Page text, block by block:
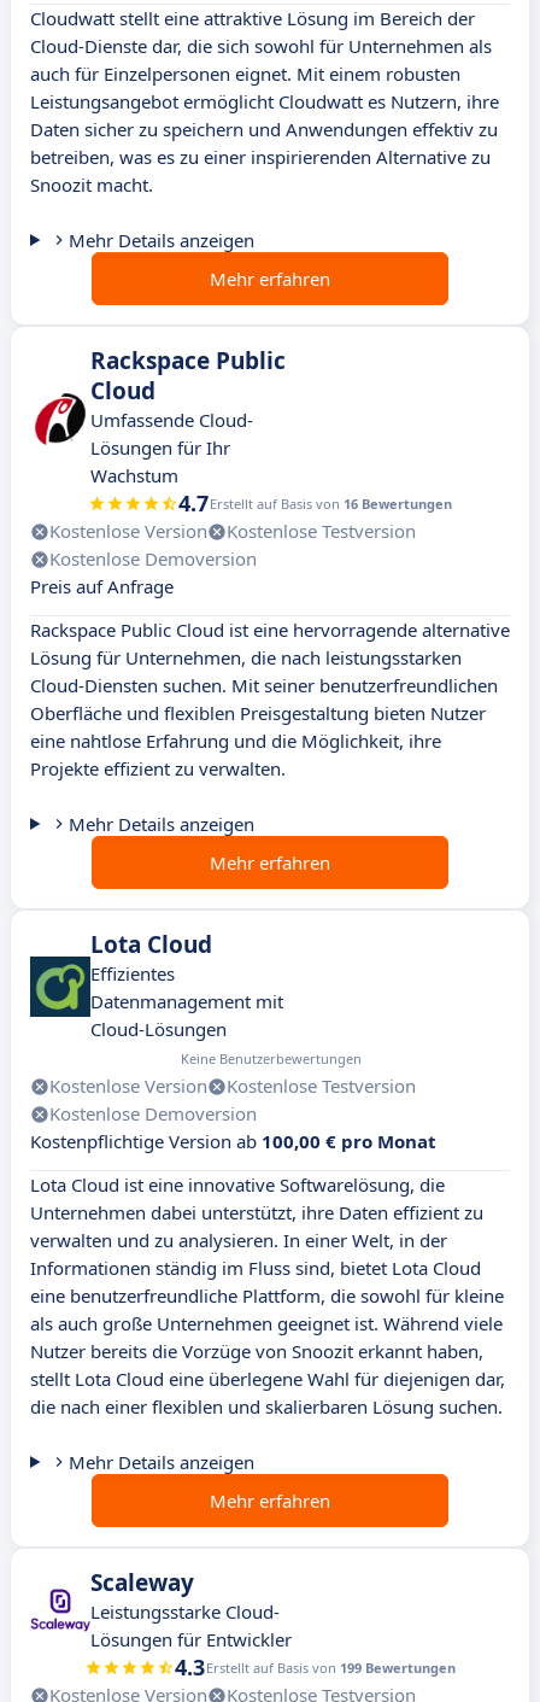
Cloudwatt stellt eine attraktive Lösung im Bereich der
Cloud-Dienste dar, die sich sowohl für Unternehmen als
auch für Einzelpersonen eignet. Mit einem robusten
Leistungsangebot ermöglicht Cloudwatt es Nutzern, ihre
Daten sicher zu speichern und Anwendungen effektiv zu
betreiben, was es zu einer inspirierenden Alternative zu
Snoozit macht.
Mehr Details anzeigen
Mehr erfahren
Rackspace Public
Cloud
Umfassende Cloud-
Lösungen für Ihr
Wachstum
4.7Erstellt auf Basis von 16 Bewertungen
Kostenlose Version
Kostenlose Testversion
Kostenlose Demoversion
Preis auf Anfrage
Rackspace Public Cloud ist eine hervorragende alternative
Lösung für Unternehmen, die nach leistungsstarken
Cloud-Diensten suchen. Mit seiner benutzerfreundlichen
Oberfläche und flexiblen Preisgestaltung bieten Nutzer
eine nahtlose Erfahrung und die Möglichkeit, ihre
Projekte effizient zu verwalten.
Mehr Details anzeigen
Mehr erfahren
Lota Cloud
Effizientes
Datenmanagement mit
Cloud-Lösungen
Keine Benutzerbewertungen
Kostenlose Version
Kostenlose Testversion
Kostenlose Demoversion
Kostenpflichtige Version ab 100,00 € pro Monat
Lota Cloud ist eine innovative Softwarelösung, die
Unternehmen dabei unterstützt, ihre Daten effizient zu
verwalten und zu analysieren. In einer Welt, in der
Informationen ständig im Fluss sind, bietet Lota Cloud
eine benutzerfreundliche Plattform, die sowohl für kleine
als auch große Unternehmen geeignet ist. Während viele
Nutzer bereits die Vorzüge von Snoozit erkannt haben,
stellt Lota Cloud eine überlegene Wahl für diejenigen dar,
die nach einer flexiblen und skalierbaren Lösung suchen.
Mehr Details anzeigen
Mehr erfahren
Scaleway
Leistungsstarke Cloud-
Lösungen für Entwickler
4.3Erstellt auf Basis von 199 Bewertungen
Kostenlose Version
Kostenlose Testversion